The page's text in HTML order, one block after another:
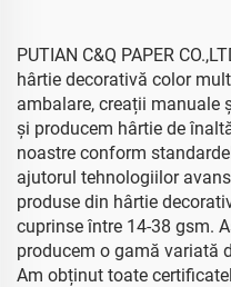
PUTIAN C&Q PAPER
hârtie decorativă color
ambalare, creații manuale
și producem hârtie de
noastre conform
ajutorul tehnologiilor
produse din hârtie
cuprinse între 14-38 gsm.
producem o gamă variată
Am obținut toate